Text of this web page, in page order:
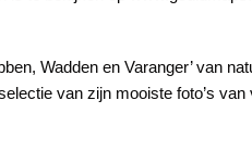
Wadden en Varanger’ van
van zijn mooiste foto’s